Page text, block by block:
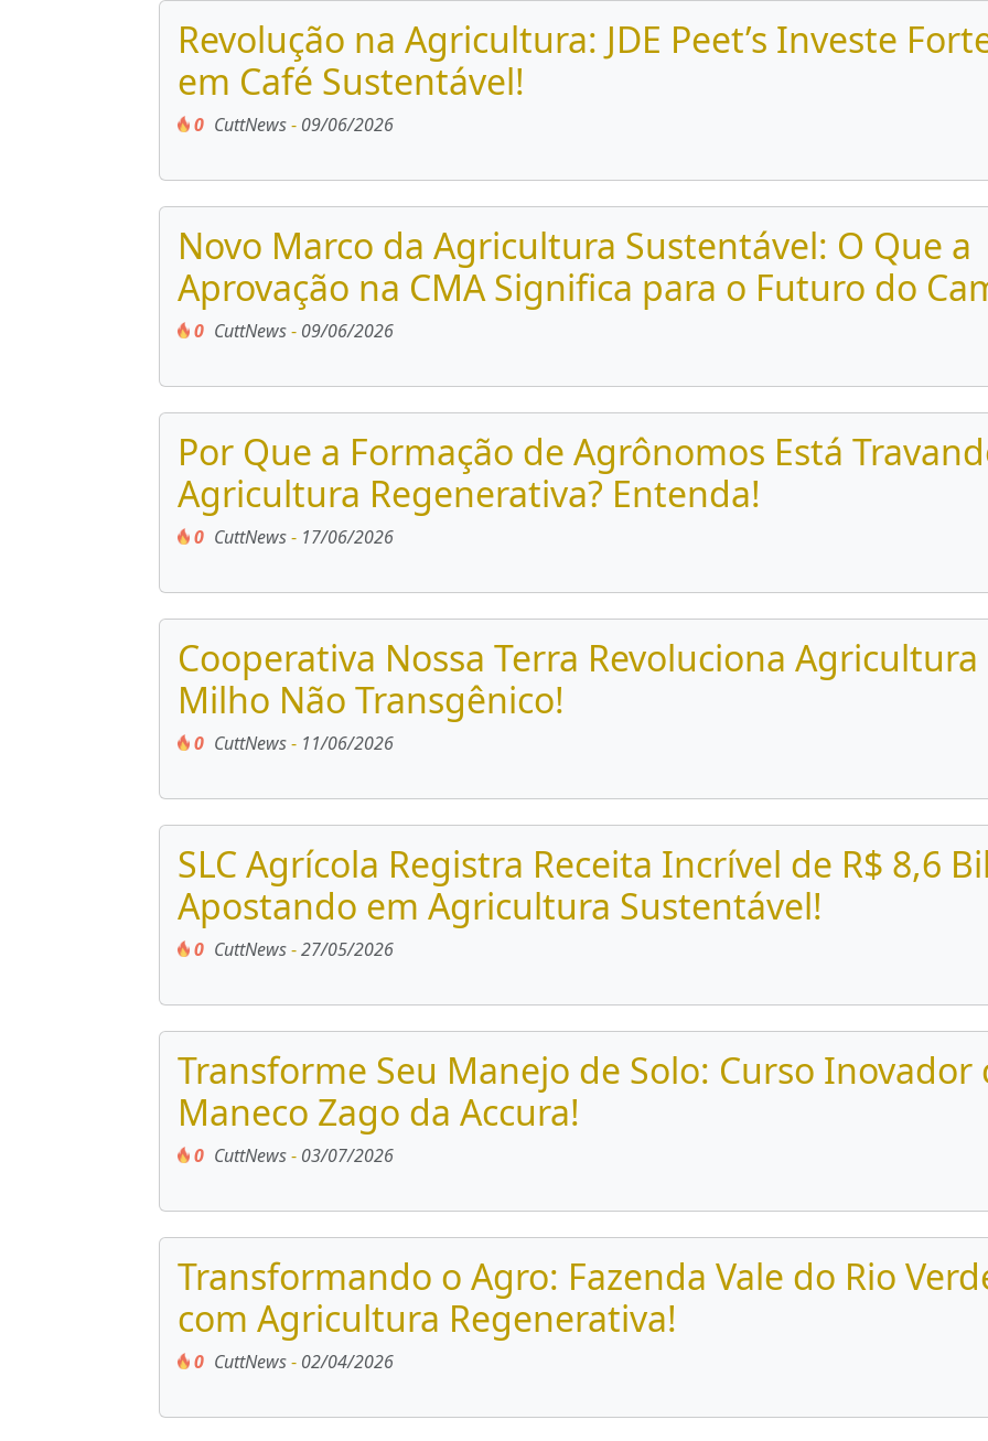
Revolução na Agricultura: JDE Peet’s Investe
em Café Sustentável!
0 CuttNews- 09/06/2026
Novo Marco da Agricultura Sustentável: O Que a
Aprovação na CMA Significa para o Futuro do
0 CuttNews- 09/06/2026
Por Que a Formação de Agrônomos Está
Agricultura Regenerativa? Entenda!
0 CuttNews- 17/06/2026
Cooperativa Nossa Terra Revoluciona
Milho Não Transgênico!
0 CuttNews- 11/06/2026
SLC Agrícola Registra Receita Incrível de R$ 8,6
Apostando em Agricultura Sustentável!
0 CuttNews-27/05/2026
Transforme Seu Manejo de Solo: Curso Inovador
Maneco Zago da Accura!
0 CuttNews- 03/07/2026
Transformando o Agro: Fazenda Vale do Rio
com Agricultura Regenerativa!
0 CuttNews- 02/04/2026